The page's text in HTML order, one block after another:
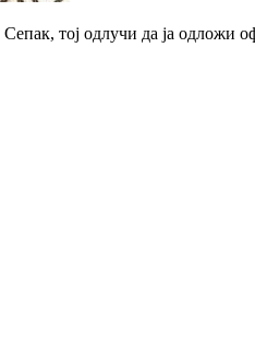
Сепак, тој одлучи да ја одложи